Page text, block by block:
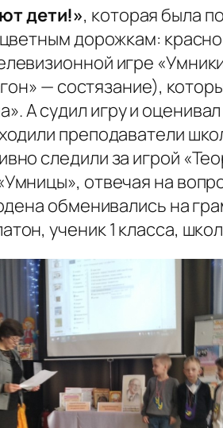
дети!», которая была
дорожкам:
игре
— состязание),
А судил игру и
преподаватели
следили за игрой
отвечая на
обменивались на
ученик 1 класса,